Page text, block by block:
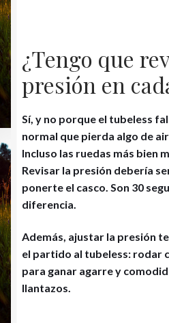
¿Tengo que
presión en
Sí, y no porque el tubeless
normal que pierda algo de
Incluso las ruedas más bien
Revisar la presión debería
ponerte el casco. Son 30
diferencia.
Además, ajustar la presión
el partido al tubeless: rodar
para ganar agarre y
llantazos.